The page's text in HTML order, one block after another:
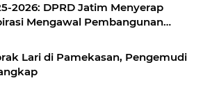
2026: DPRD Jatim Menyerap
Mengawal Pembangunan
Lari di Pamekasan, Pengemudi